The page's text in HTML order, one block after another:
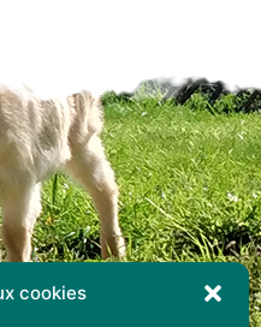
cookies